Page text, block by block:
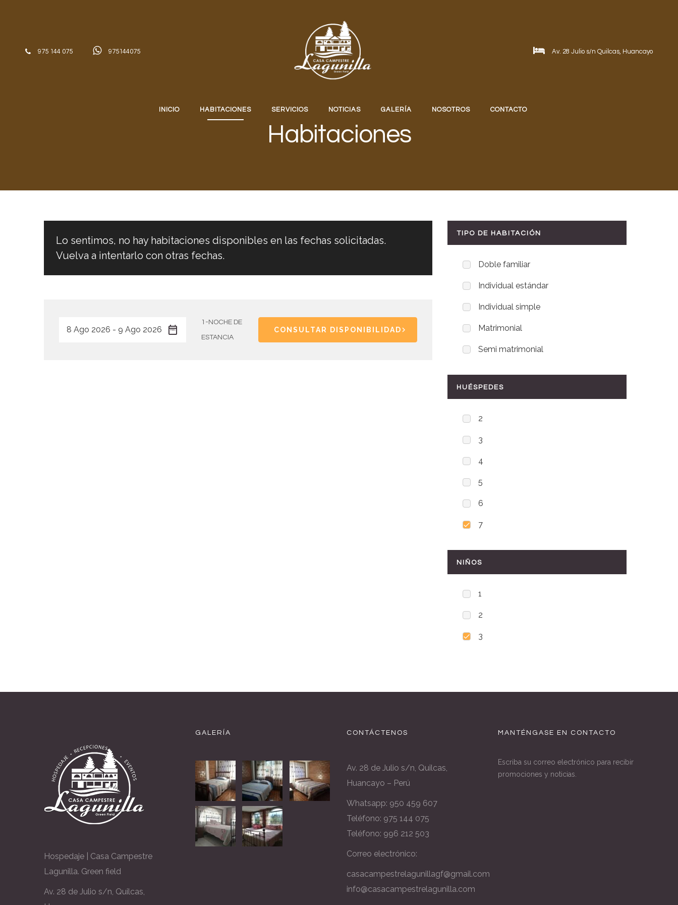
975 144 075 975144075 Av. 28 Julio s/n Quilcas, Huancayo
INICIO HABITACIONES SERVICIOS NOTICIAS GALERÍA NOSOTROS CONTACTO
Habitaciones
Lo sentimos, no hay habitaciones disponibles en las fechas solicitadas.
Vuelva a intentarlo con otras fechas.
1-NOCHE DE
ESTANCIA
CONSULTAR DISPONIBILIDAD
TIPO DE HABITACIÓN
Doble familiar
Individual estándar
Individual simple
Matrimonial
Semi matrimonial
HUÉSPEDES
2
3
4
5
6
7
NIÑOS
1
2
3
Hospedaje | Casa Campestre
Lagunilla. Green field
Av. 28 de Julio s/n, Quilcas,
GALERÍA CONTÁCTENOS
Av. 28 de Julio s/n, Quilcas,
Huancayo – Perú
Whatsapp: 950 459 607
Teléfono: 975 144 075
Teléfono: 996 212 503
Correo electrónico:
casacampestrelagunillagf@gmail.com
info@casacampestrelagunilla.com
MANTÉNGASE EN CONTACTO
Escriba su correo electrónico para recibir
promociones y noticias.